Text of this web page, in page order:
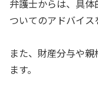
弁護士からは、具
ついてのアドバイス
また、財産分与や
ます。